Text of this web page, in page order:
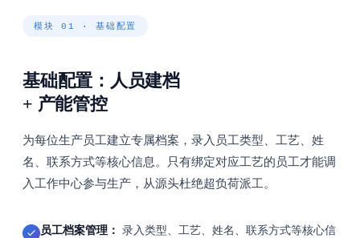
模块 01 · 基础配置
基础配置：人员建档
+ 产能管控
为每位生产员工建立专属档案，录入员工类型、工艺、姓
名、联系方式等核心信息。只有绑定对应工艺的员工才能调
入工作中心参与生产，从源头杜绝超负荷派工。
员工档案管理： 录入类型、工艺、姓名、联系方式等核心信